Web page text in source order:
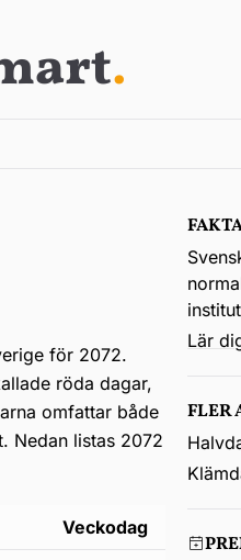
.
för 2072.
röda dagar,
omfattar både
Nedan listas 2072
Veckodag
Lär
FLER